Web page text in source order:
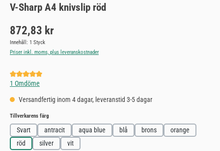
V-Sharp A4 knivslip röd
Ordinarie pris:
872,83 kr
Innehåll: 1 Styck
Priser inkl. moms, plus leveranskostnader
Genomsnittligt betyg på 5 av 5 stjärnor
1 Omdöme
Versandfertig inom 4 dagar, leveranstid 3-5 dagar
Välj
Tillverkarens färg
Svart antracit aqua blue blå brons
orange
röd
silver vit